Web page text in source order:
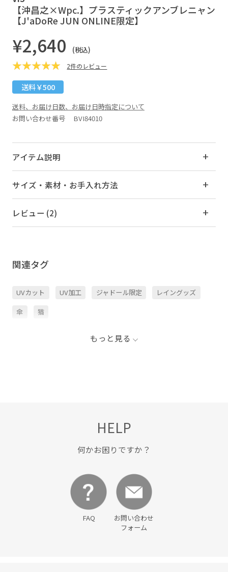
【沖昌之×Wpc.】プラスティックアンブレニャン
【J'aDoRe JUN ONLINE限定】
¥2,640 (税込)
2件のレビュー
送料￥500
送料、お届け日数、お届け日時指定について
お問い合わせ番号 BVI84010
アイテム説明
サイズ・素材・お手入れ方法
レビュー (2)
関連タグ
UVカット UV加工 ジャドール限定 レイングッズ
傘 猫
もっと見る
HELP
何かお困りですか？
FAQ
お問い合わせ
フォーム